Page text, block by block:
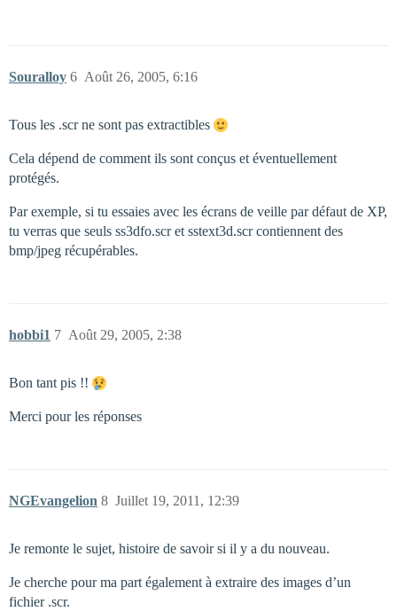
Souralloy Août 26, 2005, 6:16
6
Tous les .scr ne sont pas extractibles
Cela dépend de comment ils sont conçus et éventuellement
protégés.
Par exemple, si tu essaies avec les écrans de veille par défaut de XP,
tu verras que seuls ss3dfo.scr et sstext3d.scr contiennent des
bmp/jpeg récupérables.
hobbi1 Août 29, 2005, 2:38
7
Bon tant pis !!
Merci pour les réponses
NGEvangelion Juillet 19, 2011, 12:39
8
Je remonte le sujet, histoire de savoir si il y a du nouveau.
Je cherche pour ma part également à extraire des images d’un
fichier .scr.